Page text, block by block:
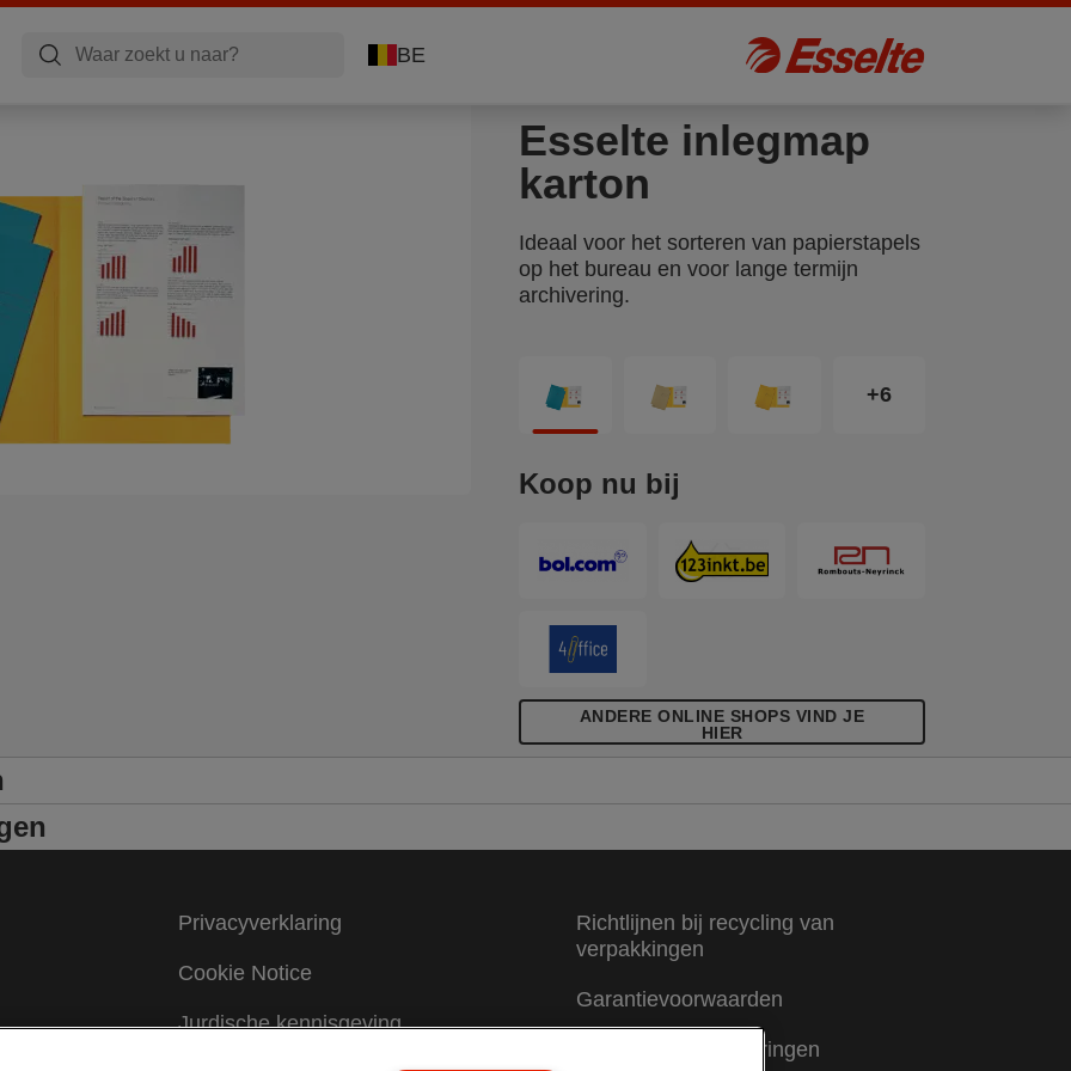
BE
Esselte inlegmap
karton
Ideaal voor het sorteren van papierstapels
op het bureau en voor lange termijn
archivering.
+6
Koop nu bij
ANDERE ONLINE SHOPS VIND JE
HIER
Privacyverklaring
Cookie Notice
Jurdische kennisgeving
Richtlijnen bij recycling van
verpakkingen
Garantievoorwaarden
Conformiteitsverklaringen